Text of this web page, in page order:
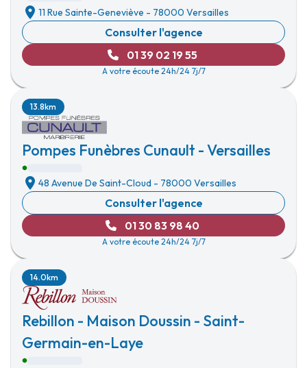
11 Rue Sainte-Geneviève - 78000 Versailles
Consulter l'agence
01 39 02 19 55
A votre écoute 24h/24 7j/7
Pompes Funèbres Cunault - Versailles
13.8km
48 Avenue De Saint-Cloud - 78000 Versailles
Consulter l'agence
01 30 83 98 40
A votre écoute 24h/24 7j/7
Rebillon - Maison Doussin - Saint-
Germain-en-Laye
14.0km